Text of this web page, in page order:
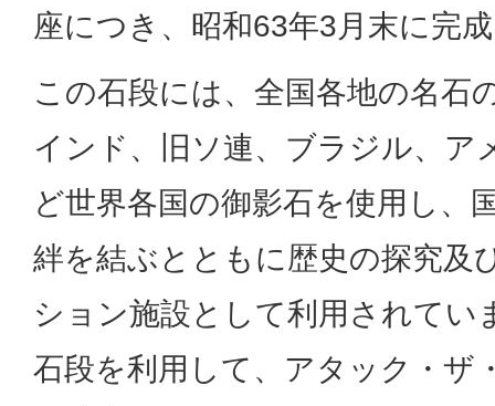
座につき、昭和63年3月末に完
この石段には、全国各地の名石
インド、旧ソ連、ブラジル、ア
ど世界各国の御影石を使用し、
絆を結ぶとともに歴史の探究及
ション施設として利用されてい
石段を利用して、アタック・ザ